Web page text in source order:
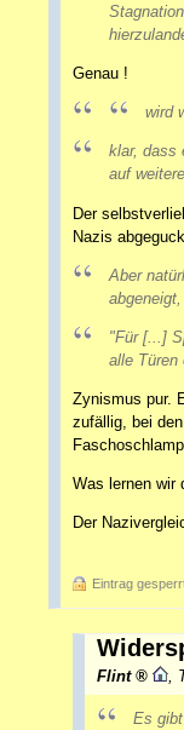
Genau !
wird
klar, dass
auf
Der
Nazis
Aber
"Für [...]
alle Türen
Zynismus pur.
zufällig, bei
Was lernen wir
Der
Eintrag
Flint ,
Es